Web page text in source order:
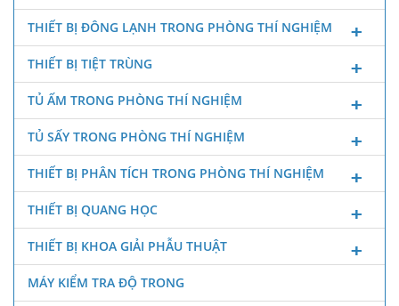
THIẾT BỊ ĐÔNG LẠNH TRONG PHÒNG THÍ NGHIỆM
THIẾT BỊ TIỆT TRÙNG
TỦ ẤM TRONG PHÒNG THÍ NGHIỆM
TỦ SẤY TRONG PHÒNG THÍ NGHIỆM
THIẾT BỊ PHÂN TÍCH TRONG PHÒNG THÍ NGHIỆM
THIẾT BỊ QUANG HỌC
THIẾT BỊ KHOA GIẢI PHẪU THUẬT
MÁY KIỂM TRA ĐỘ TRONG